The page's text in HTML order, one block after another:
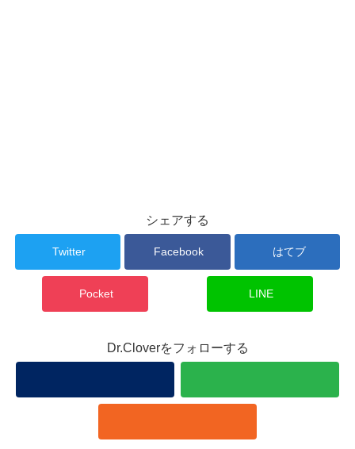
シェアする
Twitter Facebook はてブ
Pocket LINE
Dr.Cloverをフォローする